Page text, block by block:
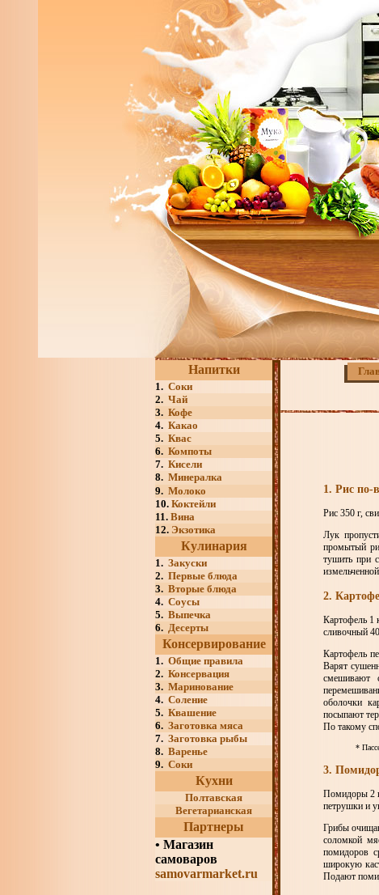
Напитки
1. Соки
2. Чай
3. Кофе
4. Какао
5. Квас
6. Компоты
7. Кисели
8. Минералка
9. Молоко
10. Коктейли
11. Вина
12. Экзотика
Кулинария
1. Закуски
2. Первые блюда
3. Вторые блюда
4. Соусы
5. Выпечка
6. Десерты
Консервирование
1. Общие правила
2. Консервация
3. Маринование
4. Соление
5. Квашение
6. Заготовка мяса
7. Заготовка рыбы
8. Варенье
9. Соки
Кухни
Полтавская
Вегетарианская
Партнеры
• Магазин
самоваров
samovarmarket.ru
1. Рис по-
Рис 350 г,
Лук
промытый
тушить при
2.
Картофель 1
сливочный
Картофель
Варят
смешивают
оболочки
посыпают
По такому
*
3.
Помидоры 2
петрушки и
Грибы
соломкой
помидоров
широкую
Подают